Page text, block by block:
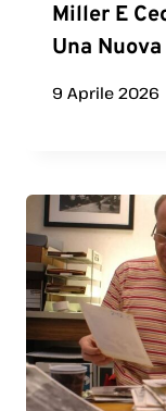
Miller E
Una
9 Aprile 2026